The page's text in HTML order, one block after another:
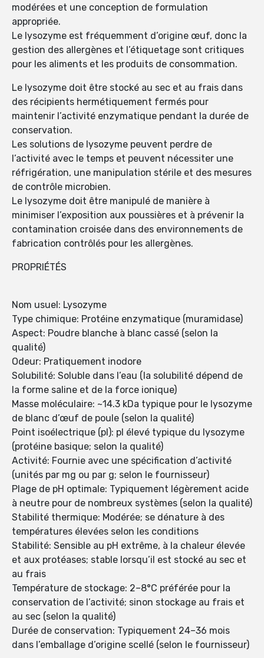
modérées et une conception de formulation
appropriée.
Le lysozyme est fréquemment d’origine œuf, donc la
gestion des allergènes et l’étiquetage sont critiques
pour les aliments et les produits de consommation.
Le lysozyme doit être stocké au sec et au frais dans
des récipients hermétiquement fermés pour
maintenir l’activité enzymatique pendant la durée de
conservation.
Les solutions de lysozyme peuvent perdre de
l’activité avec le temps et peuvent nécessiter une
réfrigération, une manipulation stérile et des mesures
de contrôle microbien.
Le lysozyme doit être manipulé de manière à
minimiser l’exposition aux poussières et à prévenir la
contamination croisée dans des environnements de
fabrication contrôlés pour les allergènes.
PROPRIÉTÉS
Nom usuel: Lysozyme
Type chimique: Protéine enzymatique (muramidase)
Aspect: Poudre blanche à blanc cassé (selon la
qualité)
Odeur: Pratiquement inodore
Solubilité: Soluble dans l’eau (la solubilité dépend de
la forme saline et de la force ionique)
Masse moléculaire: ~14.3 kDa typique pour le lysozyme
de blanc d’œuf de poule (selon la qualité)
Point isoélectrique (pI): pI élevé typique du lysozyme
(protéine basique; selon la qualité)
Activité: Fournie avec une spécification d’activité
(unités par mg ou par g; selon le fournisseur)
Plage de pH optimale: Typiquement légèrement acide
à neutre pour de nombreux systèmes (selon la qualité)
Stabilité thermique: Modérée; se dénature à des
températures élevées selon les conditions
Stabilité: Sensible au pH extrême, à la chaleur élevée
et aux protéases; stable lorsqu’il est stocké au sec et
au frais
Température de stockage: 2–8°C préférée pour la
conservation de l’activité; sinon stockage au frais et
au sec (selon la qualité)
Durée de conservation: Typiquement 24–36 mois
dans l’emballage d’origine scellé (selon le fournisseur)